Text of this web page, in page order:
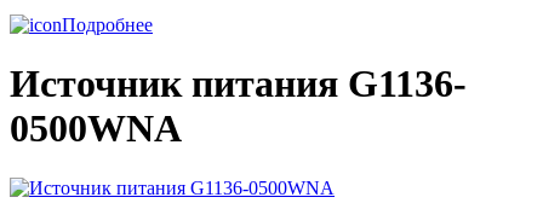
Подробнее
Источник питания G1136-
0500WNA